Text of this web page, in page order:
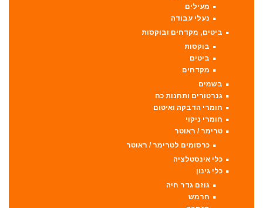
מעילים
נעלי עבודה
ביטים, מקדחים ובוקסות
בוקסות
ביטים
מקדחים
בשמים
גנרטורים ותחנות כח
חומרי הדבקה ואיטום
חומרי ניקוי
טרימר / ראוטר
כרסומים לטרימר / ראוטר
כלי אינסטלציה
כלי גינון
גוזם גדר חיה
חרמש